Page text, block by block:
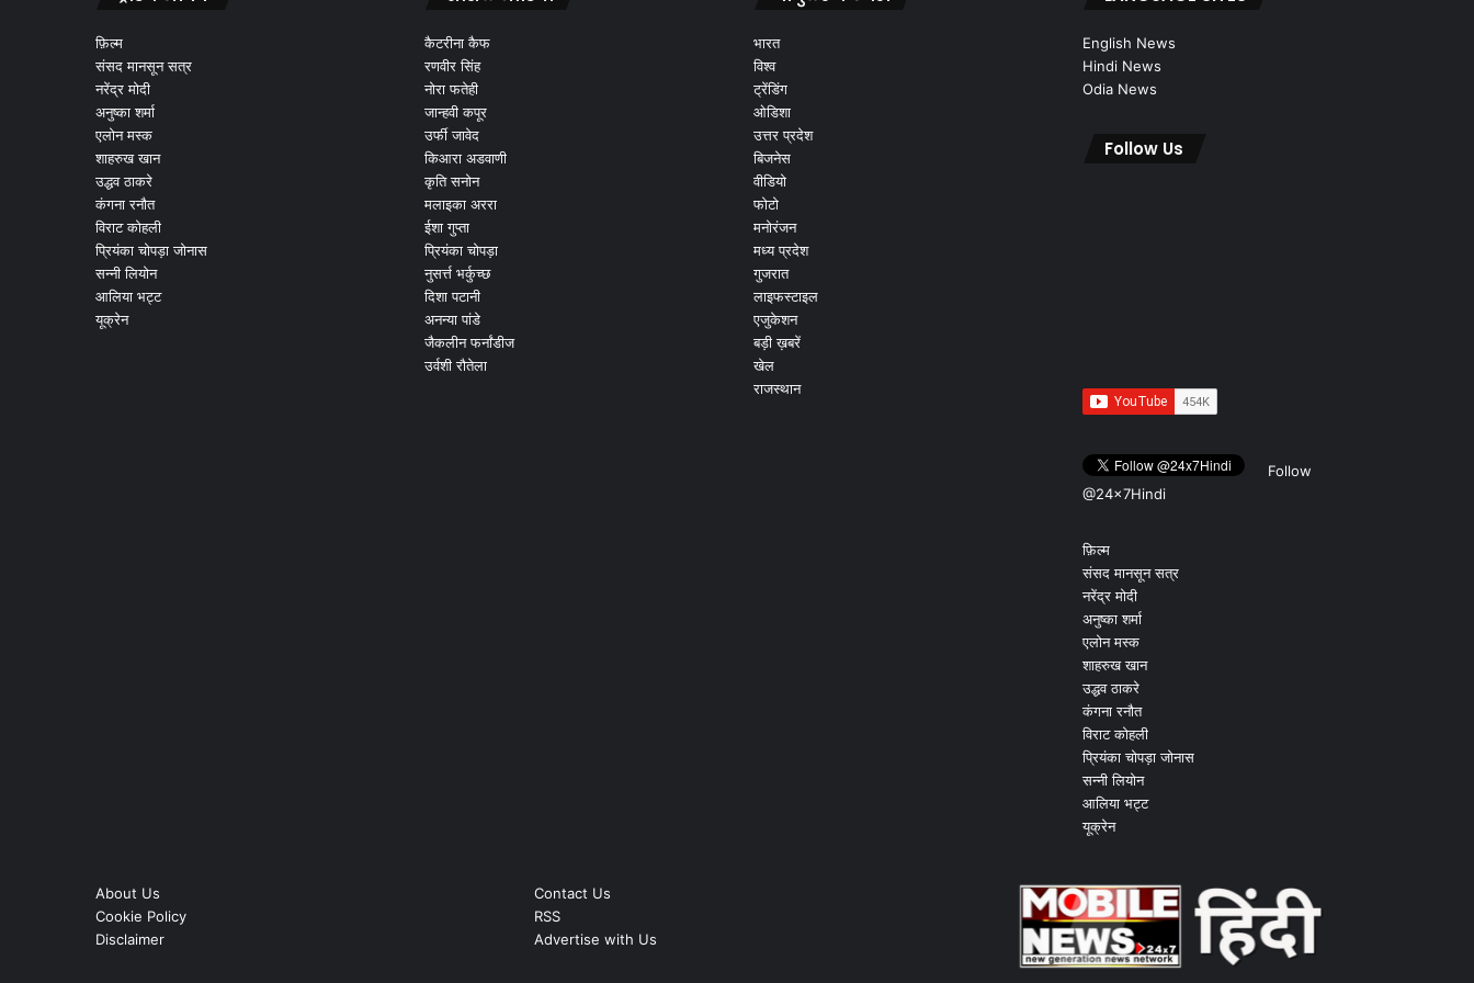
फ़िल्म
संसद मानसून सत्र
नरेंद्र मोदी
अनुष्का शर्मा
एलोन मस्क
शाहरुख खान
उद्धव ठाकरे
कंगना रनौत
विराट कोहली
प्रियंका चोपड़ा जोनास
सन्नी लियोन
आलिया भट्ट
यूक्रेन
कैटरीना कैफ
रणवीर सिंह
नोरा फतेही
जान्हवी कपूर
उर्फी जावेद
किआरा अडवाणी
कृति सनोन
मलाइका अररा
ईशा गुप्ता
प्रियंका चोपड़ा
नुसर्त्त भर्कुच्छ
दिशा पटानी
अनन्या पांडे
जैकलीन फर्नांडीज
उर्वशी रौतेला
भारत
विश्व
ट्रेंडिंग
ओडिशा
उत्तर प्रदेश
बिजनेस
वीडियो
फोटो
मनोरंजन
मध्य प्रदेश
गुजरात
लाइफस्टाइल
एजुकेशन
बड़ी ख़बरें
खेल
राजस्थान
English News
Hindi News
Odia News
Follow Us
Follow
@24x7Hindi
फ़िल्म
संसद मानसून सत्र
नरेंद्र मोदी
अनुष्का शर्मा
एलोन मस्क
शाहरुख खान
उद्धव ठाकरे
कंगना रनौत
विराट कोहली
प्रियंका चोपड़ा जोनास
सन्नी लियोन
आलिया भट्ट
यूक्रेन
About Us
Cookie Policy
Disclaimer
Contact Us
RSS
Advertise with Us